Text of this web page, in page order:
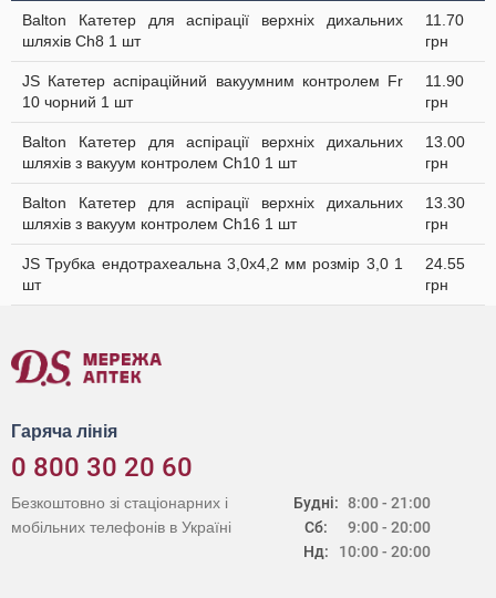
Balton Катетер для аспірації верхніх дихальних
шляхів Ch8 1 шт
11.70
грн
JS Катетер аспіраційний вакуумним контролем Fr
10 чорний 1 шт
11.90
грн
Balton Катетер для аспірації верхніх дихальних
шляхів з вакуум контролем Ch10 1 шт
13.00
грн
Balton Катетер для аспірації верхніх дихальних
шляхів з вакуум контролем Ch16 1 шт
13.30
грн
JS Трубка ендотрахеальна 3,0х4,2 мм розмір 3,0 1
шт
24.55
грн
Гаряча лінія
0 800 30 20 60
Будні:
Сб:
Нд:
8:00 - 21:00
9:00 - 20:00
10:00 - 20:00
Безкоштовно зі стаціонарних і
мобільних телефонів в Україні